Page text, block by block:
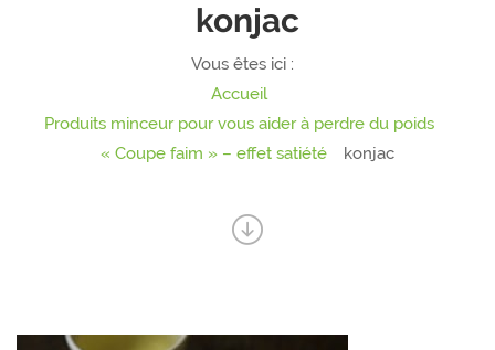
konjac
Vous êtes ici :
Accueil
Produits minceur pour vous aider à perdre du poids
« Coupe faim » – effet satiété
konjac